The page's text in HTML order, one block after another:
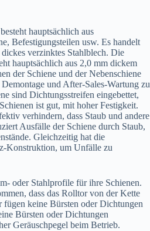
besteht hauptsächlich aus
Befestigungsteilen usw. Es handelt
verzinktes Stahlblech. Die
hauptsächlich aus 2,0 mm dickem
der Schiene und der Nebenschiene
und After-Sales-Wartung zu
sind Dichtungsstreifen eingebettet,
ist gut, mit hoher Festigkeit.
verhindern, dass Staub und andere
Ausfälle der Schiene durch Staub,
Gleichzeitig hat die
Konstruktion, um Unfälle zu
oder Stahlprofile für ihre Schienen.
dass das Rolltor von der Kette
fügen keine Bürsten oder Dichtungen
Bürsten oder Dichtungen
Geräuschpegel beim Betrieb.